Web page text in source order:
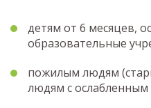
детям от 6 месяцев,
образовательные
пожилым людям
людям с